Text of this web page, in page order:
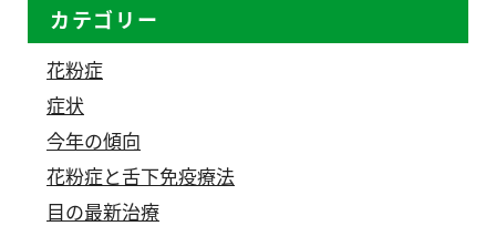
カテゴリー
花粉症
症状
今年の傾向
花粉症と舌下免疫療法
目の最新治療